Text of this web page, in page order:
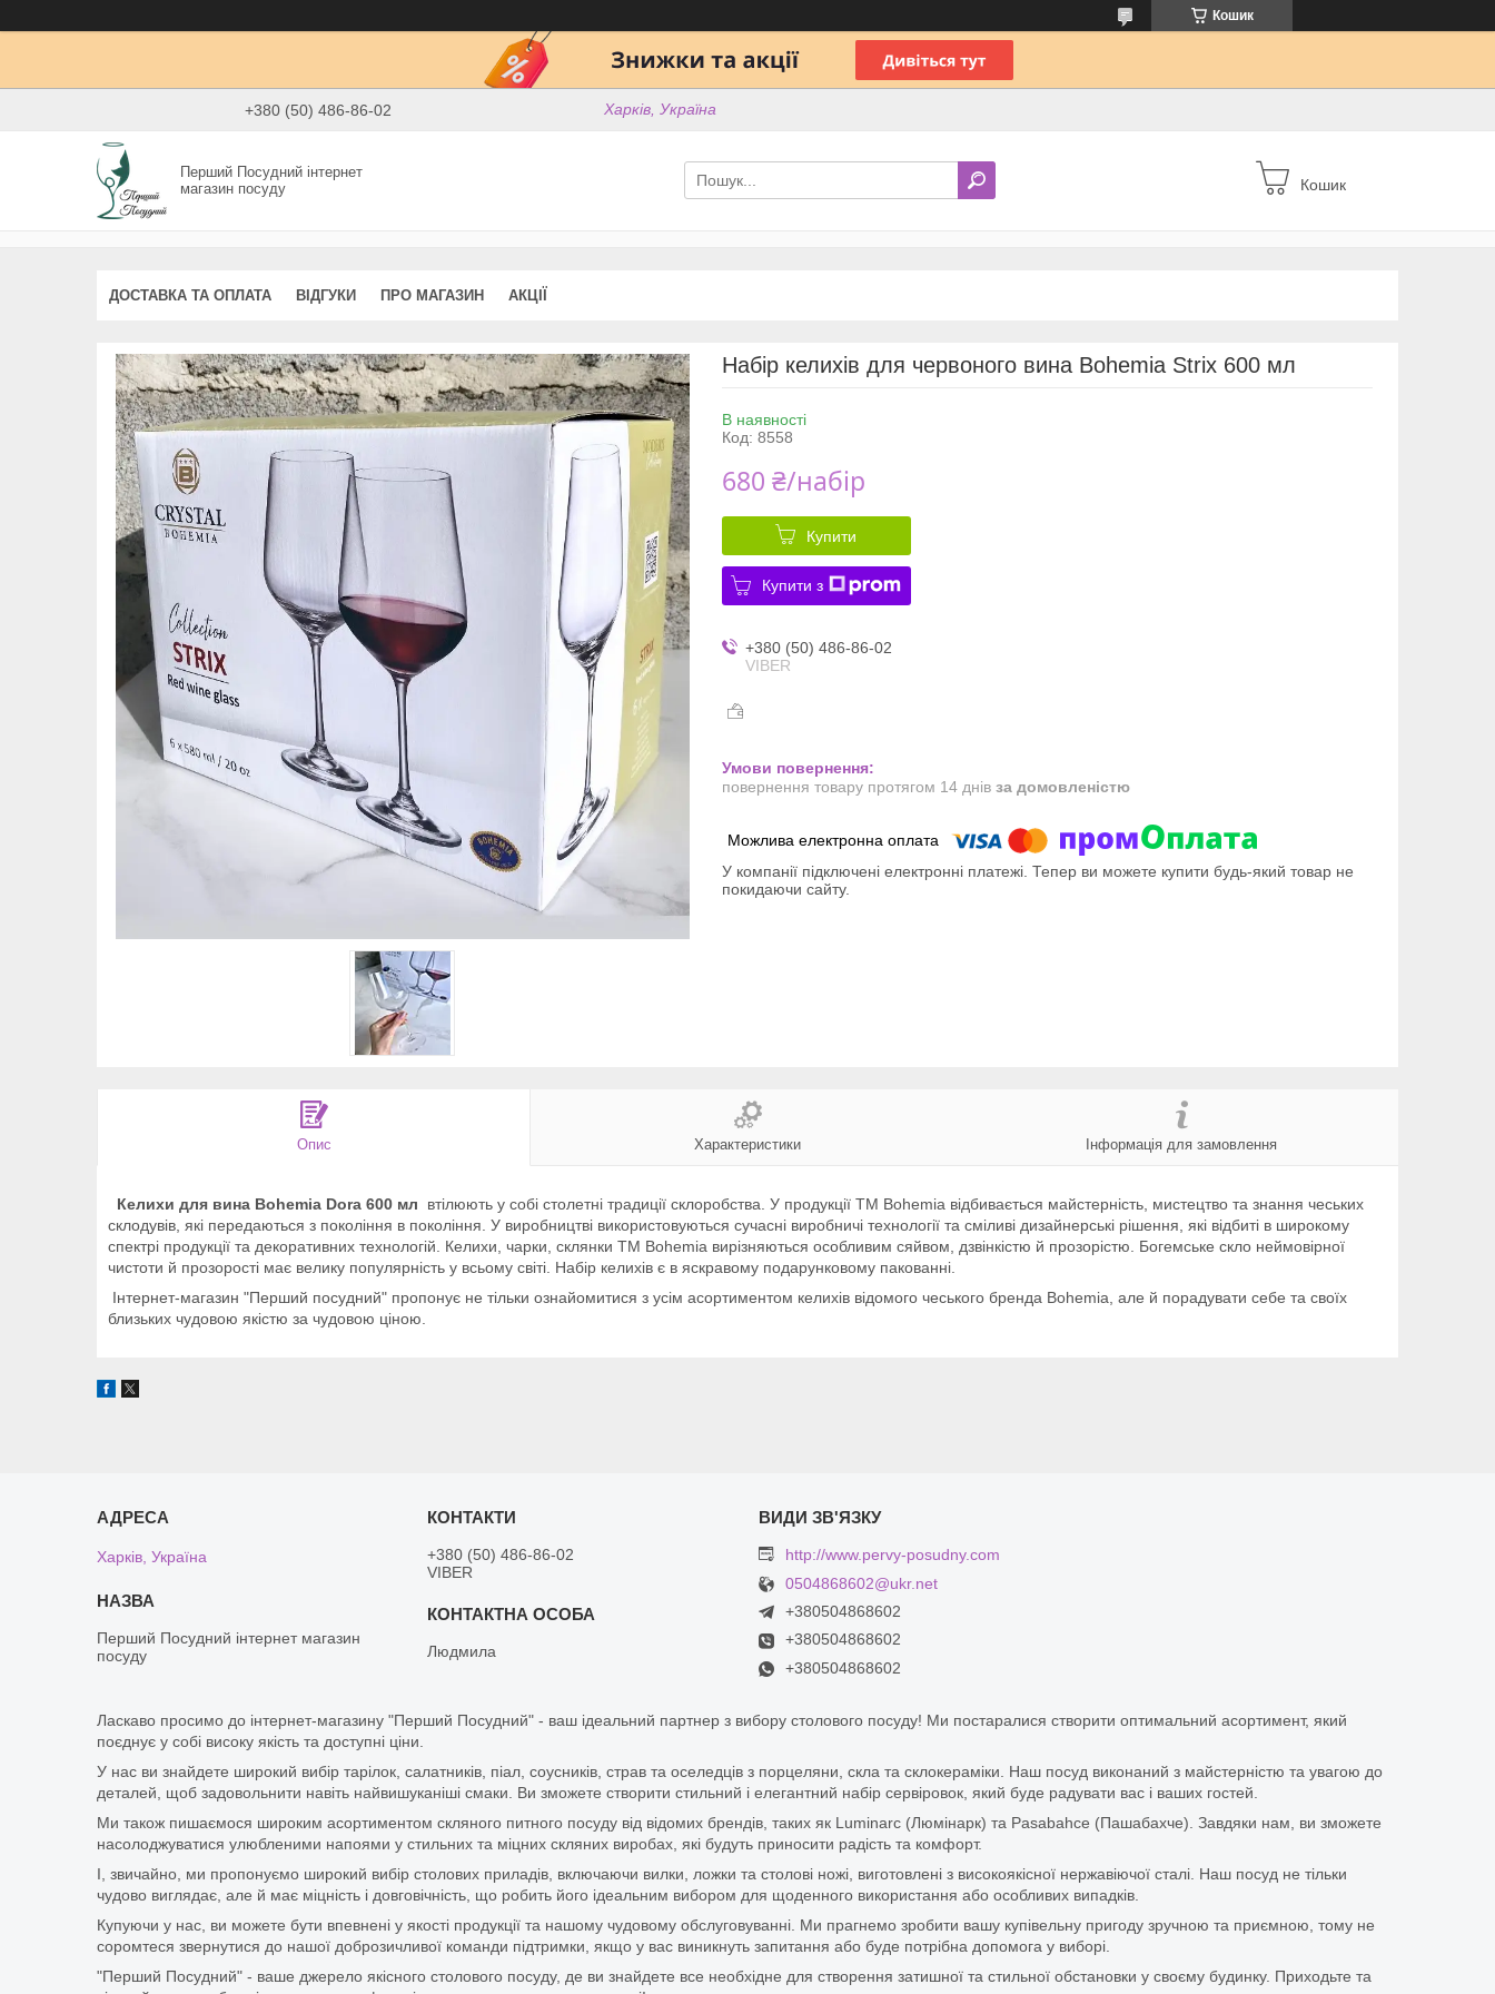
Кошик
+380 (50) 486-86-02 Харків, Україна
Перший Посудний інтернет
магазин посуду
Кошик
ДОСТАВКА ТА ОПЛАТА ВІДГУКИ ПРО МАГАЗИН АКЦІЇ
Набір келихів для червоного вина Bohemia Strix 600 мл
В наявності
Код: 8558
680 ₴/набір
Купити
Купити з
+380 (50) 486-86-02
VIBER
повернення товару протягом 14 днів за домовленістю
У компанії підключені електронні платежі. Тепер ви можете купити будь-який товар не
покидаючи сайту.
Опис Характеристики Інформація для замовлення
Келихи для вина Bohemia Dora 600 мл втілюють у собі столетні традиції склоробства. У продукції TM Bohemia відбивається майстерність, мистецтво та знання чеських
склодувів, які передаються з покоління в покоління. У виробництві використовуються сучасні виробничі технології та сміливі дизайнерські рішення, які відбиті в широкому
спектрі продукції та декоративних технологій. Келихи, чарки, склянки TM Bohemia вирізняються особливим сяйвом, дзвінкістю й прозорістю. Богемське скло неймовірної
чистоти й прозорості має велику популярність у всьому світі. Набір келихів є в яскравому подарунковому пакованні.
Інтернет-магазин "Перший посудний" пропонує не тільки ознайомитися з усім асортиментом келихів відомого чеського бренда Bohemia, але й порадувати себе та своїх
близьких чудовою якістю за чудовою ціною.
Харків, Україна
Перший Посудний інтернет магазин
посуду
+380 (50) 486-86-02
VIBER
Людмила
http://www.pervy-posudny.com
0504868602@ukr.net
+380504868602
+380504868602
+380504868602
Ласкаво просимо до інтернет-магазину "Перший Посудний" - ваш ідеальний партнер з вибору столового посуду! Ми постаралися створити оптимальний асортимент, який
поєднує у собі високу якість та доступні ціни.
У нас ви знайдете широкий вибір тарілок, салатників, піал, соусників, страв та оселедців з порцеляни, скла та склокераміки. Наш посуд виконаний з майстерністю та увагою до
деталей, щоб задовольнити навіть найвишуканіші смаки. Ви зможете створити стильний і елегантний набір сервіровок, який буде радувати вас і ваших гостей.
Ми також пишаємося широким асортиментом скляного питного посуду від відомих брендів, таких як Luminarc (Люмінарк) та Pasabahce (Пашабахче). Завдяки нам, ви зможете
насолоджуватися улюбленими напоями у стильних та міцних скляних виробах, які будуть приносити радість та комфорт.
І, звичайно, ми пропонуємо широкий вибір столових приладів, включаючи вилки, ложки та столові ножі, виготовлені з високоякісної нержавіючої сталі. Наш посуд не тільки
чудово виглядає, але й має міцність і довговічність, що робить його ідеальним вибором для щоденного використання або особливих випадків.
Купуючи у нас, ви можете бути впевнені у якості продукції та нашому чудовому обслуговуванні. Ми прагнемо зробити вашу купівельну пригоду зручною та приємною, тому не
соромтеся звернутися до нашої доброзичливої команди підтримки, якщо у вас виникнуть запитання або буде потрібна допомога у виборі.
"Перший Посудний" - ваше джерело якісного столового посуду, де ви знайдете все необхідне для створення затишної та стильної обстановки у своєму будинку. Приходьте та